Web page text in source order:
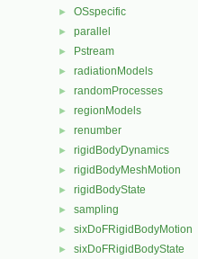
► OSspecific
► parallel
► Pstream
► radiationModels
► randomProcesses
► regionModels
► renumber
► rigidBodyDynamics
► rigidBodyMeshMotion
► rigidBodyState
► sampling
► sixDoFRigidBodyMotion
► sixDoFRigidBodyState